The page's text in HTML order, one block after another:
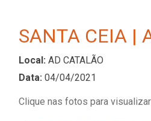
SANTA CEIA |
Local: AD CATALÃO
Data: 04/04/2021
Clique nas fotos para